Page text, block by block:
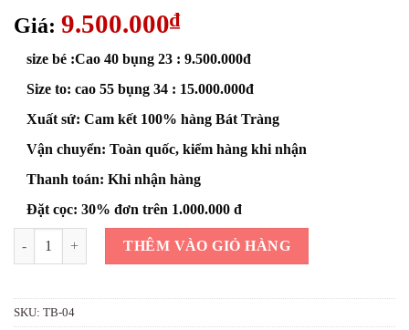
Giá: 9.500.000₫
size bé :Cao 40 bụng 23 : 9.500.000đ
Size to: cao 55 bụng 34 : 15.000.000đ
Xuất sứ: Cam kết 100% hàng Bát Tràng
Vận chuyển: Toàn quốc, kiểm hàng khi nhận
Thanh toán: Khi nhận hàng
Đặt cọc: 30% đơn trên 1.000.000 đ
Bình tỳ bà gốm sứ Thuận buồm xuôi gió số lượng
THÊM VÀO GIỎ HÀNG
SKU: TB-04